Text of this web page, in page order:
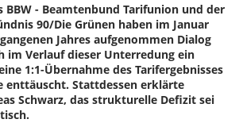
BBW - Beamtenbund Tarifunion und der
90/Die Grünen haben im Januar
Jahres aufgenommen Dialog
im Verlauf dieser Unterredung ein
1:1-Übernahme des Tarifergebnisses
Stattdessen erklärte
Schwarz, das strukturelle Defizit sei